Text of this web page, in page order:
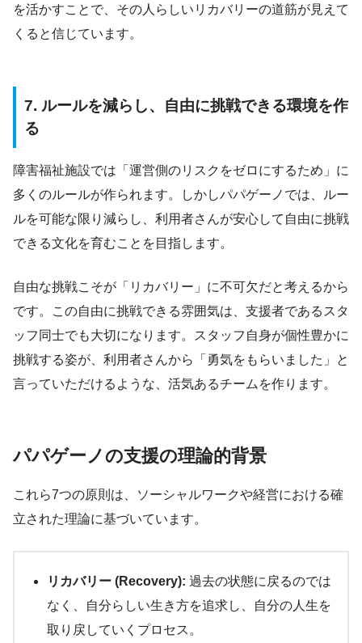
を活かすことで、その人らしいリカバリーの道筋が見えて
くると信じています。
7. ルールを減らし、自由に挑戦できる環境を作
る
障害福祉施設では「運営側のリスクをゼロにするため」に
多くのルールが作られます。しかしパパゲーノでは、ルー
ルを可能な限り減らし、利用者さんが安心して自由に挑戦
できる文化を育むことを目指します。
自由な挑戦こそが「リカバリー」に不可欠だと考えるから
です。この自由に挑戦できる雰囲気は、支援者であるスタ
ッフ同士でも大切になります。スタッフ自身が個性豊かに
挑戦する姿が、利用者さんから「勇気をもらいました」と
言っていただけるような、活気あるチームを作ります。
パパゲーノの支援の理論的背景
これら7つの原則は、ソーシャルワークや経営における確
立された理論に基づいています。
リカバリー (Recovery): 過去の状態に戻るのでは
なく、自分らしい生き方を追求し、自分の人生を
取り戻していくプロセス。